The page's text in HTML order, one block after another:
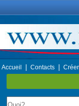
Accueil Contacts